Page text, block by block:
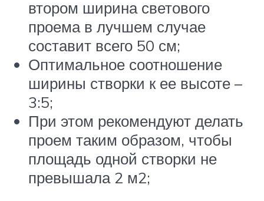
втором ширина светового
проема в лучшем случае
составит всего 50 см;
Оптимальное соотношение
ширины створки к ее высоте –
3:5;
При этом рекомендуют делать
проем таким образом, чтобы
площадь одной створки не
превышала 2 м2;